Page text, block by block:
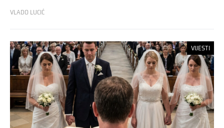
VLADO LUCIĆ
VIJESTI